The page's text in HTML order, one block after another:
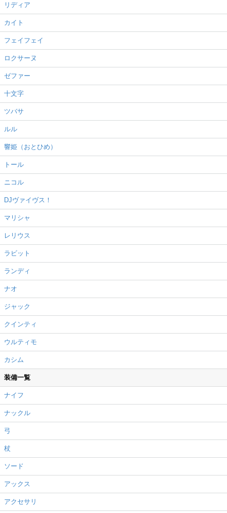
リディア
カイト
フェイフェイ
ロクサーヌ
ゼファー
十文字
ツバサ
ルル
響姫（おとひめ）
トール
ニコル
DJヴァイヴス！
マリシャ
レリウス
ラビット
ランディ
ナオ
ジャック
クインティ
ウルティモ
カシム
装備一覧
ナイフ
ナックル
弓
杖
ソード
アックス
アクセサリ